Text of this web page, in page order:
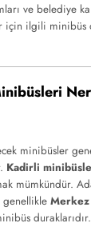
ve belediye
ilgili minibüs
minibüsler
Kadirli
mümkündür.
genellikle
duraklarıdır.